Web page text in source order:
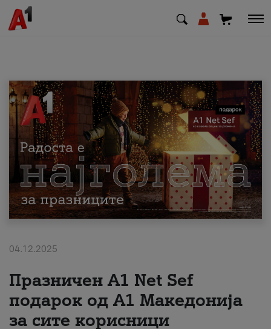
МК EN SQ
Приватни Деловни
Поддршка
Надополни кредит
За нас
#ПодобарОнлајн
04.12.2025
Празничен A1 Net Sеf
подарок од А1 Македонија
за сите корисници